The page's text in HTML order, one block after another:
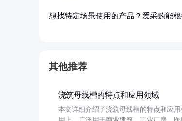
想找特定场景使用的产品？爱采购能
其他推荐
浇筑母线槽的特点和应用领域
本文详细介绍了浇筑母线槽的特点和应